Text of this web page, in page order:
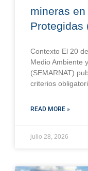
mineras
Protegidas
Contexto El 20
Medio Ambiente
(SEMARNAT)
criterios
READ MORE »
julio 28, 2026